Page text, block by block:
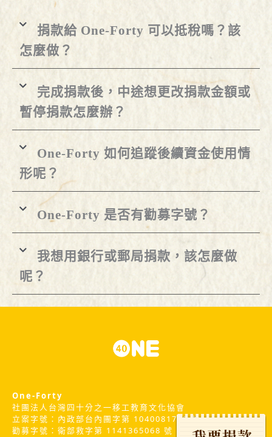
捐款給 One-Forty 可以抵稅嗎？該
怎麼做？
完成捐款後，中途想更改捐款金額或
暫停捐款怎麼辦？
One-Forty 如何追蹤後續資金使用情
形呢？
One-Forty 是否有勸募字號？
我想用銀行或郵局捐款，該怎麼做
呢？
One-Forty
社團法人台灣四十分之一移工教育文化協會
立案字號：內政部台內團字第 1040081712 號
勸募字號：衛部救字第 1141365068 號